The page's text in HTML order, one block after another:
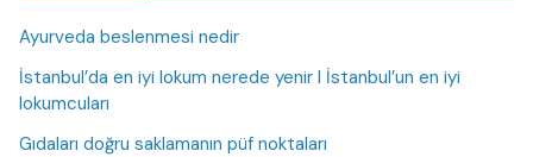
Ayurveda beslenmesi nedir
İstanbul’da en iyi lokum nerede yenir I İstanbul’un en iyi
lokumcuları
Gıdaları doğru saklamanın püf noktaları